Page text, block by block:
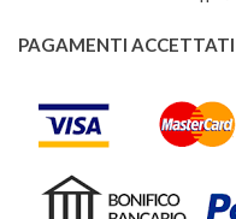
PAGAMENTI ACCETTATI